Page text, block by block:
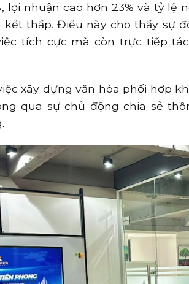
lợi nhuận cao hơn 23% và tỷ lệ
kết thấp. Điều này cho thấy sự
tích cực mà còn trực tiếp
xây dựng văn hóa phối hợp
qua sự chủ động chia sẻ